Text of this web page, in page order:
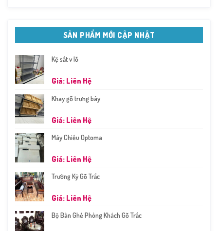
SẢN PHẨM MỚI CẬP NHẬT
Kệ sắt v lỗ
Giá: Liên Hệ
Khay gỗ trưng bày
Giá: Liên Hệ
Máy Chiếu Optoma
Giá: Liên Hệ
Trường Kỷ Gỗ Trắc
Giá: Liên Hệ
Bộ Bàn Ghế Phòng Khách Gỗ Trắc